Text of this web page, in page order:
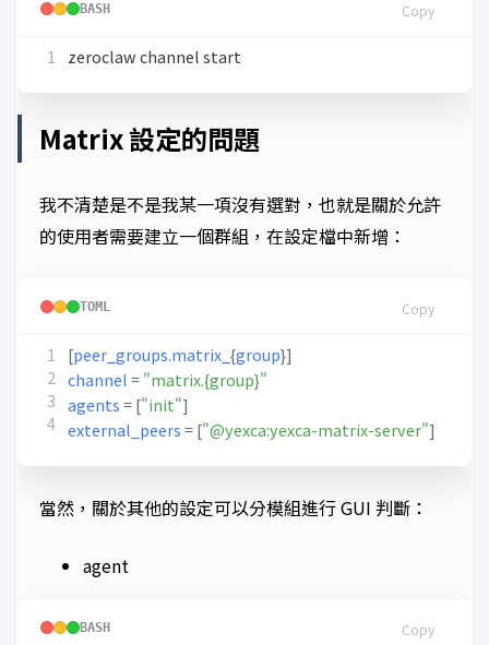
BASH Copy
Matrix 設定的問題
我不清楚是不是我某一項沒有選對，也就是關於允許
的使用者需要建立一個群組，在設定檔中新增：
TOML Copy
4
[peer_groups.matrix_{group}]
channel ="matrix.{group}"
agents =["init"]
external_peers =["@yexca:yexca-matrix-server"]
當然，關於其他的設定可以分模組進行 GUI 判斷：
agent
BASH Copy